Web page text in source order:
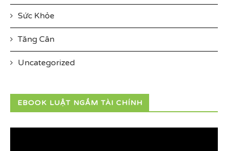
Sức Khỏe
Tăng Cân
Uncategorized
EBOOK LUẬT NGẦM TÀI CHÍNH